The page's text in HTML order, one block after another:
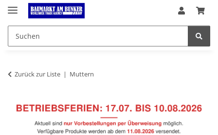
Zurück zur Liste Muttern